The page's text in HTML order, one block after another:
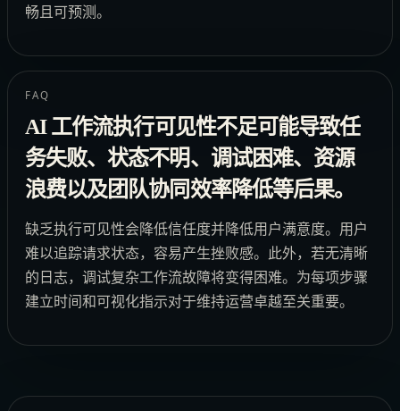
畅且可预测。
FAQ
AI 工作流执行可见性不足可能导致任
务失败、状态不明、调试困难、资源
浪费以及团队协同效率降低等后果。
缺乏执行可见性会降低信任度并降低用户满意度。用户
难以追踪请求状态，容易产生挫败感。此外，若无清晰
的日志，调试复杂工作流故障将变得困难。为每项步骤
建立时间和可视化指示对于维持运营卓越至关重要。